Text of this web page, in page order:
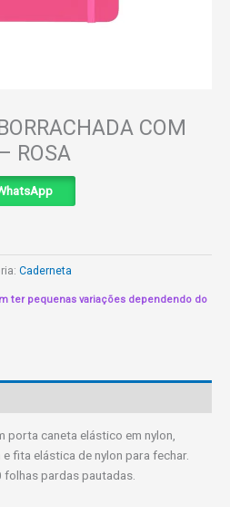
COM
ROSA
Caderneta
ter pequenas variações dependendo do
porta caneta elástico em nylon,
fita elástica de nylon para fechar.
pardas pautadas.